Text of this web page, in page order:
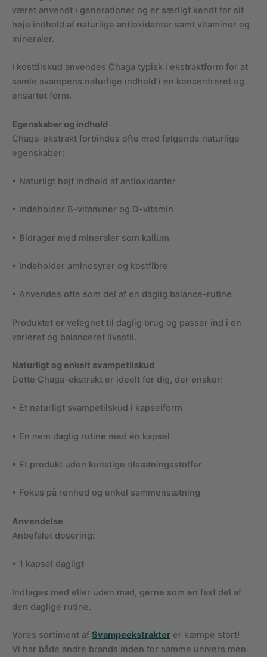
været anvendt i generationer og er særligt kendt for sit
høje indhold af naturlige antioxidanter samt vitaminer og
mineraler.
I kosttilskud anvendes Chaga typisk i ekstraktform for at
samle svampens naturlige indhold i en koncentreret og
ensartet form.
Egenskaber og indhold
Chaga-ekstrakt forbindes ofte med følgende naturlige
egenskaber:
• Naturligt højt indhold af antioxidanter
• Indeholder B-vitaminer og D-vitamin
• Bidrager med mineraler som kalium
• Indeholder aminosyrer og kostfibre
• Anvendes ofte som del af en daglig balance-rutine
Produktet er velegnet til daglig brug og passer ind i en
varieret og balanceret livsstil.
Naturligt og enkelt svampetilskud
Dette Chaga-ekstrakt er ideelt for dig, der ønsker:
• Et naturligt svampetilskud i kapselform
• En nem daglig rutine med én kapsel
• Et produkt uden kunstige tilsætningsstoffer
• Fokus på renhed og enkel sammensætning
Anvendelse
Anbefalet dosering:
• 1 kapsel dagligt
Indtages med eller uden mad, gerne som en fast del af
den daglige rutine.
Vores sortiment af Svampeekstrakter er kæmpe stort!
Vi har både andre brands inden for samme univers men